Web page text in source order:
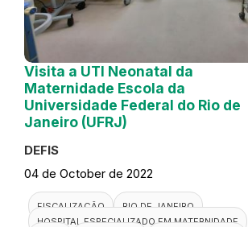
Visita a UTI Neonatal da
Maternidade Escola da
Universidade Federal do Rio de
Janeiro (UFRJ)
DEFIS
04 de October de 2022
FISCALIZAÇÃO
RIO DE JANEIRO
HOSPITAL ESPECIALIZADO EM MATERNIDADE